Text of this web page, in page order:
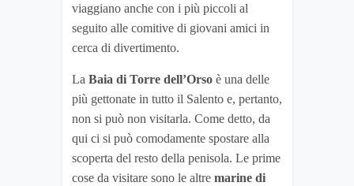
viaggiano anche con i più piccoli al
seguito alle comitive di giovani amici in
cerca di divertimento.
La Baia di Torre dell’Orso è una delle
più gettonate in tutto il Salento e, pertanto,
non si può non visitarla. Come detto, da
qui ci si può comodamente spostare alla
scoperta del resto della penisola. Le prime
cose da visitare sono le altre marine di